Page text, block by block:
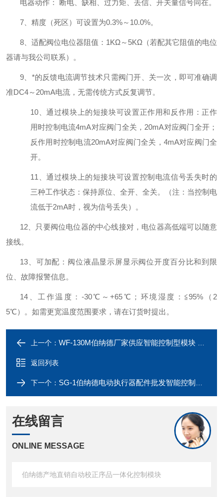
电器动作：
断电、缺相、过力矩、丢信、开关量信号同在。
7、精度（死区）可设置为0.3%～10.0%。
8、适配阀位电位器阻值：1KΩ～5KΩ（若配其它阻值的电位
器请与我公司联系）。
9、*的反馈电流调节技术只需阀门开、关一次，即可准确调
准DC4～20mA电流，无需传统方式反复调节。
10、通过模块上的短接块可设置正作用和反作用：正作
用时控制电流4mA对应阀门全关，20mA对应阀门全开；
反作用时控制电流20mA对应阀门全关，4mA对应阀门全
开。
11、通过模块上的短接块可设置控制电流信号丢失时的
三种工作状态：保持原位、全开、全关。（注：当控制电
流低于2mA时，视为信号丢失）。
12、只要阀位电位器的中心线接对，电位器高低端可以随意
接线。
13、可加配：阀位液晶显示屏显示阀位开度百分比和到限
位、故障报警信息。
14、工作温度：-30℃～+65℃；环境湿度：≦95%（2
5℃）。如需更宽温度范围要求，请在订货时提出。
上一个： WF-130M伯纳德厂家供应智能控制型模块 位置发送器
返回列表
下一个： SG-1伯纳德电动执行器配件批发智能控制型模块
在线留言
ONLINE MESSAGE